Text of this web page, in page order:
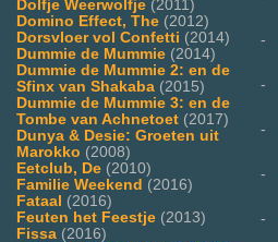
Dolfje Weerwolfje (2011)
Domino Effect, The (2012)
Dorsvloer vol Confetti (2014)
Dummie de Mummie (2014)
Dummie de Mummie 2: en de
Sfinx van Shakaba (2015)
Dummie de Mummie 3: en de
Tombe van Achnetoet (2017)
Dunya & Desie: Groeten uit
Marokko (2008)
Eetclub, De (2010)
Familie Weekend (2016)
Fataal (2016)
Feuten het Feestje (2013)
Fissa (2016)
-
-
-
-
-